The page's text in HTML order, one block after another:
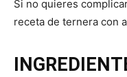
Si no quieres
receta de ternera con